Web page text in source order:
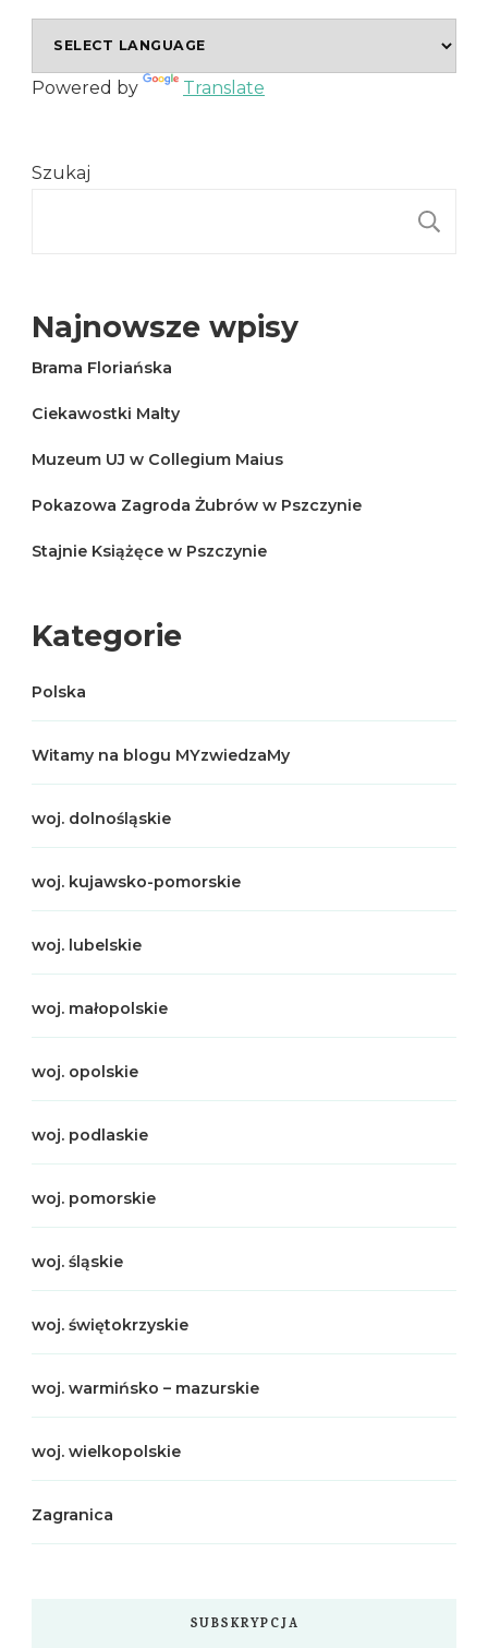
Powered by Translate
Szukaj
Najnowsze wpisy
Brama Floriańska
Ciekawostki Malty
Muzeum UJ w Collegium Maius
Pokazowa Zagroda Żubrów w Pszczynie
Stajnie Książęce w Pszczynie
Kategorie
Polska
Witamy na blogu MYzwiedzaMy
woj. dolnośląskie
woj. kujawsko-pomorskie
woj. lubelskie
woj. małopolskie
woj. opolskie
woj. podlaskie
woj. pomorskie
woj. śląskie
woj. świętokrzyskie
woj. warmińsko – mazurskie
woj. wielkopolskie
Zagranica
SUBSKRYPCJA